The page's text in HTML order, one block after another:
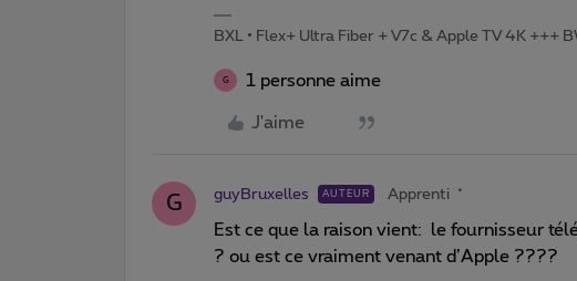
BXL • Flex+ Ultra Fiber + V7c & Apple TV 4K +++
G 1 personne aime
J'aime
G guyBruxelles AUTEUR Apprenti
Est ce que la raison vient: le fournisseur
? ou est ce vraiment venant d’Apple ????